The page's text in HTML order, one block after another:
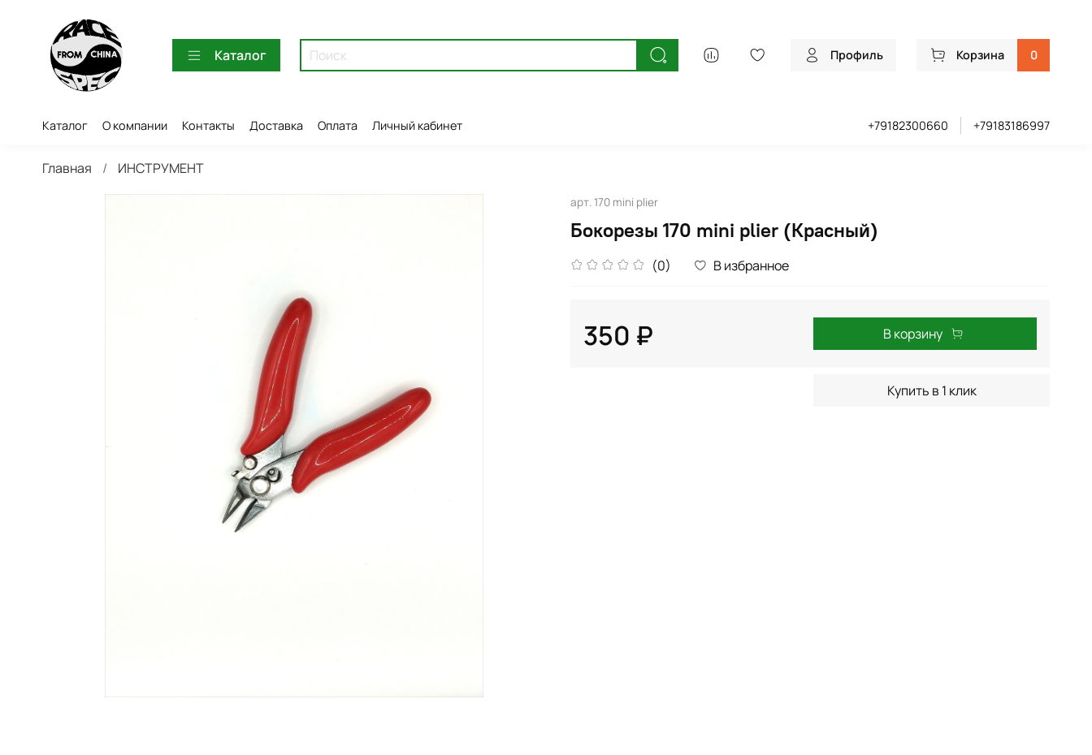
Каталог Профиль Корзина 0
Каталог О компании Контакты Доставка Оплата Личный кабинет +79182300660 +79183186997
Главная ИНСТРУМЕНТ
арт. 170 mini plier
Бокорезы 170 mini plier (Красный)
(0) В избранное
350 ₽ В корзину
Купить в 1 клик